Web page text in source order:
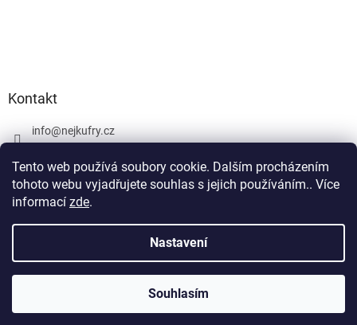
Tento web používá soubory cookie. Dalším procházením
tohoto webu vyjadřujete souhlas s jejich používáním.. Více
informací zde.
Nastavení
Souhlasím
Kontakt
info@nejkufry.cz
Facebook
Vytvořil Shoptet Premium
nejkufry.cz. Všechna práva vyhrazena.